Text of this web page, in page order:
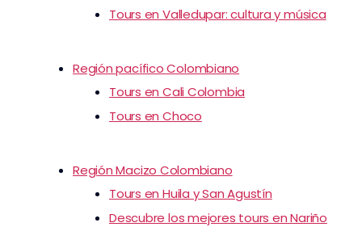
Tours en Valledupar: cultura y música
Región pacífico Colombiano
Tours en Cali Colombia
Tours en Choco
Región Macizo Colombiano
Tours en Huila y San Agustín
Descubre los mejores tours en Nariño